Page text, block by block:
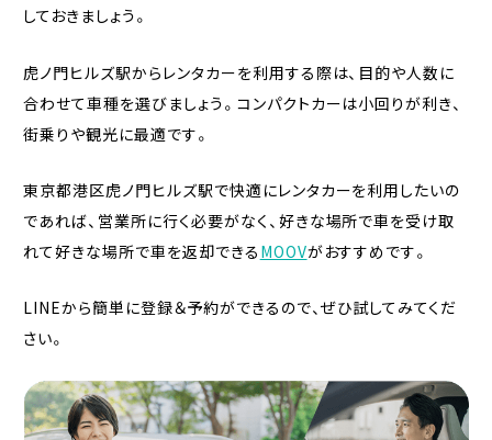
しておきましょう。
虎ノ門ヒルズ駅からレンタカーを利用する際は、目的や人数に
合わせて車種を選びましょう。コンパクトカーは小回りが利き、
街乗りや観光に最適です。
東京都港区虎ノ門ヒルズ駅で快適にレンタカーを利用したいの
であれば、営業所に行く必要がなく、好きな場所で車を受け取
れて好きな場所で車を返却できる MOOVがおすすめです。
LINEから簡単に登録＆予約ができるので、ぜひ試してみてくだ
さい。